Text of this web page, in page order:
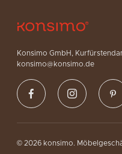
Konsimo GmbH,
konsimo@konsimo.de
© 2026 konsimo.